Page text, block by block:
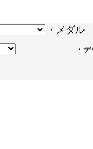
・
・